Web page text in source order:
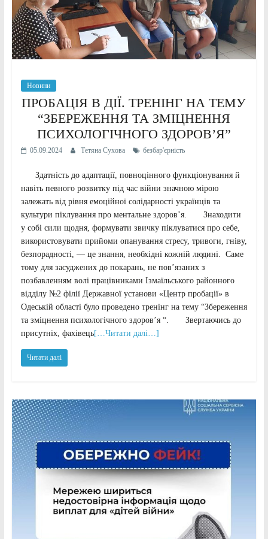
Новини
ПРОБАЦІЯ В ДІЇ. ТРЕНІНГ НА ТЕМУ
“ЗБЕРЕЖЕННЯ ТА ЗМІЦНЕННЯ
ПСИХОЛОГІЧНОГО ЗДОРОВ’Я”
05.09.2024 Тетяна Сухова безбар'єрність
Здатність до адаптації, повноцінного функціонування й
навіть певного розвитку під час війни значною мірою
залежать від рівня емоційної солідарності українців та
культури піклування про ментальне здоров’я. Знаходити
у собі сили щодня, формувати звичку піклуватися про себе,
використовувати прийоми опанування стресу, тривоги, гніву,
безпорадності, — це знання, необхідні кожній людині. Саме
тому для засуджених до покарань, не пов’язаних з
позбавленням волі працівниками Ізмаїльського районного
відділу №2 філії Державної установи «Центр пробації» в
Одеській області було проведено тренінг на тему “Збереження
та зміцнення психологічного здоров’я “. Звертаючись до
присутніх, фахівець[…Читати далі…]
Читати далі